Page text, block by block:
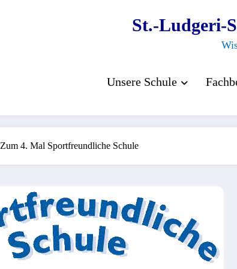
St.-Ludgeri-
Unsere Schule
Zum 4. Mal Sportfreundliche Schule